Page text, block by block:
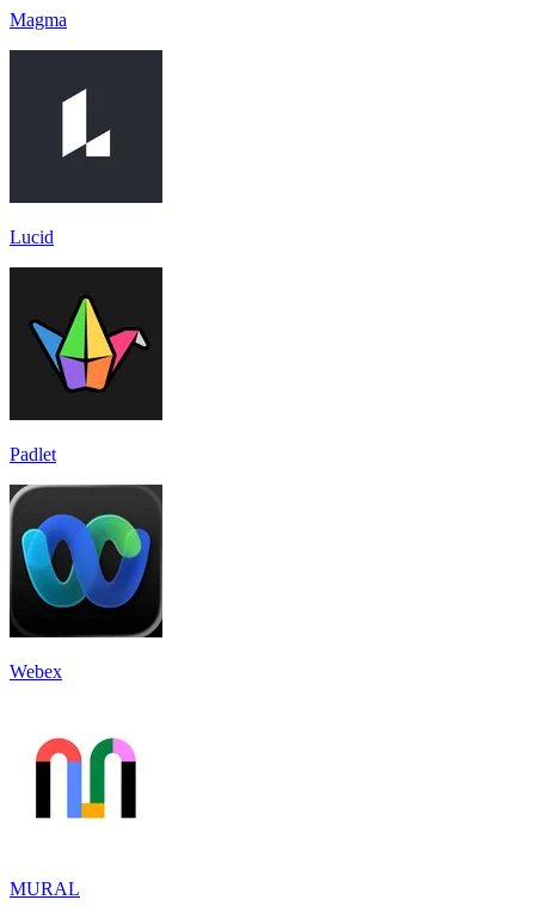
Magma
Lucid
Padlet
Webex
MURAL